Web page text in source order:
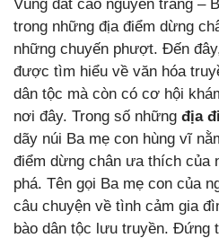
Vùng đất cao nguyên trắng –
trong những địa điểm dừng
những chuyến phượt. Đến
được tìm hiểu về văn hóa
dân tộc mà còn có cơ hội
nơi đây. Trong số những địa
dãy núi Ba mẹ con hùng vĩ
điểm dừng chân ưa thích của
phá. Tên gọi Ba mẹ con của
câu chuyện về tình cảm gia
bào dân tộc lưu truyền. Đứng